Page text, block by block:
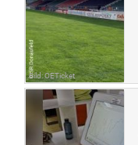
Bild: OETicket